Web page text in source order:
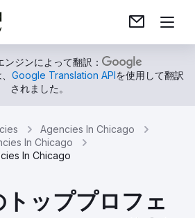
ンジンによって翻訳：
Google Translation APIを使用して翻訳
されました。
Agencies In Chicago
In Chicago
In Chicago
ッププロフェ